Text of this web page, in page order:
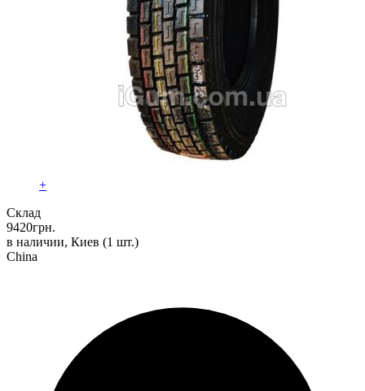
+
Склад
9420грн.
в наличии, Киев (1 шт.)
China